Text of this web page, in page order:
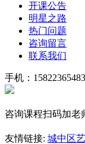
开课公告
明星之路
热门问题
咨询留言
联系我们
手机：15822365483
咨询课程扫码加老
友情链接: 城中区